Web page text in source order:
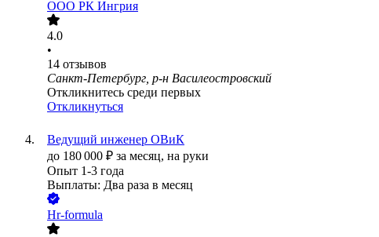
ООО РК Ингрия
4.0
•
14 отзывов
Санкт-Петербург, р-н Василеостровский
Откликнитесь среди первых
Откликнуться
Ведущий инженер ОВиК
до 180 000 ₽ за месяц, на руки
Опыт 1-3 года
Выплаты: Два раза в месяц
Hr-formula